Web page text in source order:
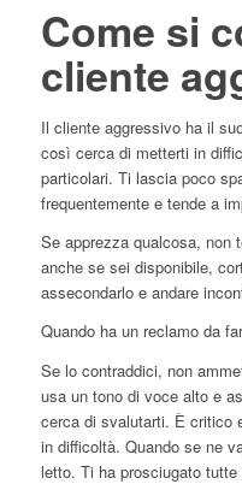
Come si
cliente
Il cliente aggressivo ha il
così cerca di metterti in
particolari. Ti lascia poco
frequentemente e tende a
Se apprezza qualcosa, non
anche se sei disponibile,
assecondarlo e andare
Quando ha un reclamo da
Se lo contraddici, non
usa un tono di voce alto e
cerca di svalutarti. È critico
in difficoltà. Quando se ne
letto. Ti ha prosciugato tutte